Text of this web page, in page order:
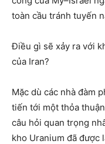
toàn cầu tránh tuyến
Điều gì sẽ xảy ra với
của Iran?
Mặc dù các nhà đàm
tiến tới một thỏa
câu hỏi quan trọng
kho Uranium đã được